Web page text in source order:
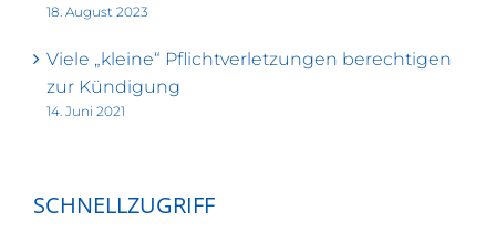
18. August 2023
Viele „kleine“ Pflichtverletzungen berechtigen
zur Kündigung
14. Juni 2021
SCHNELLZUGRIFF